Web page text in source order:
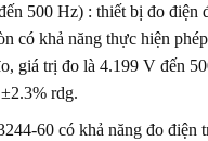
500 Hz) : thiết bị đo điện
có khả năng thực hiện
giá trị đo là 4.199 V đến
rdg.
60 có khả năng đo điện